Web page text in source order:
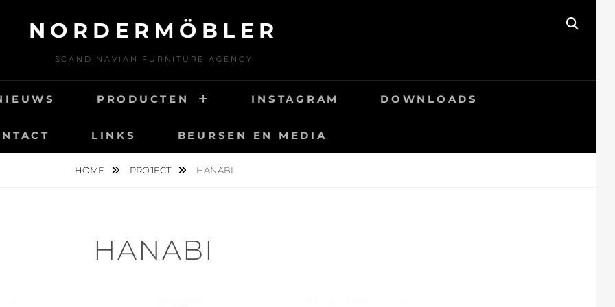
NORDERMÖBLER
SCANDINAVIAN FURNITURE AGENCY
PRODUCTEN INSTAGRAM DOWNLOADS
LINKS BEURSEN EN MEDIA
HOME PROJECT HANABI
HANABI